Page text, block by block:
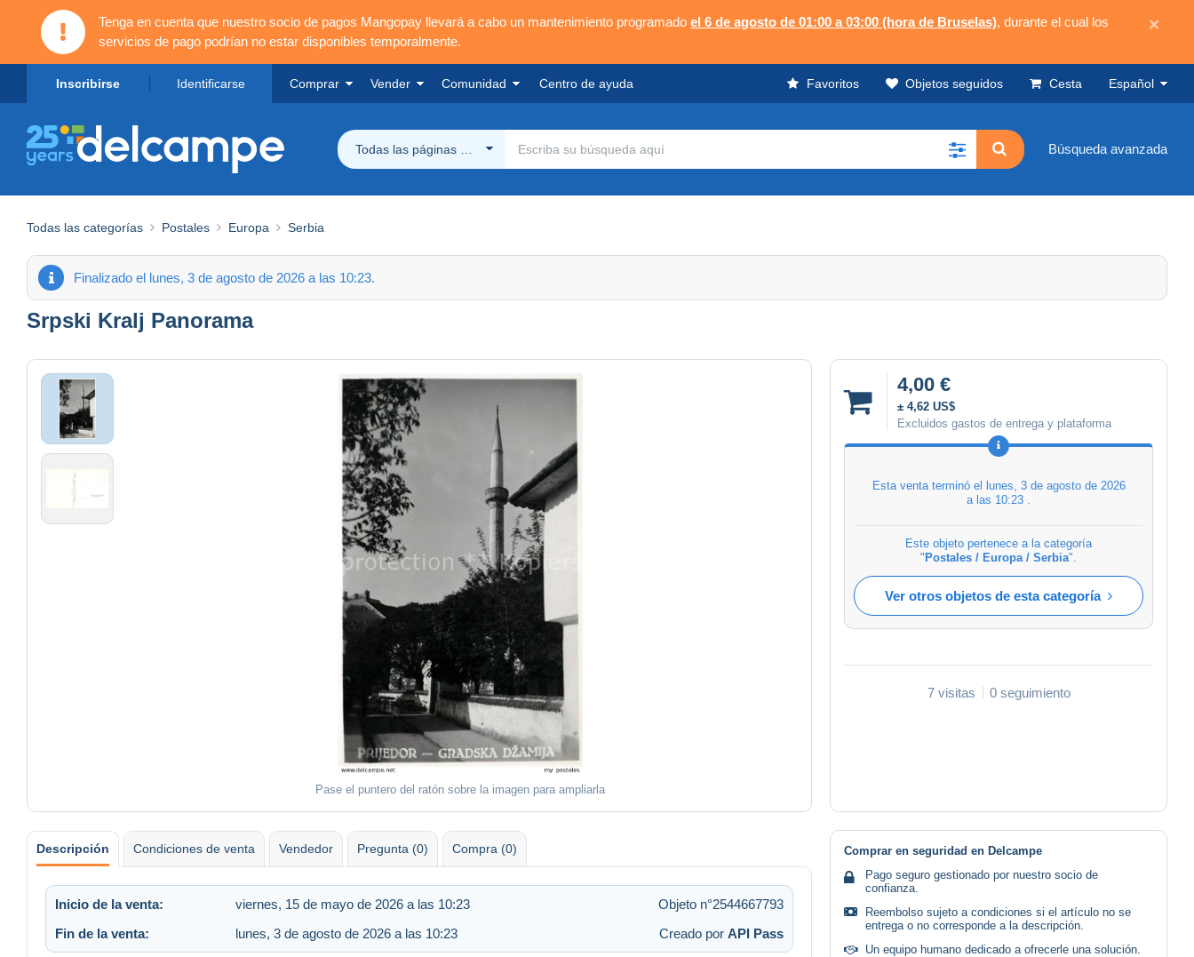
Tenga en cuenta que nuestro socio de pagos Mangopay llevará a cabo un mantenimiento programado el 6 de agosto de 01:00 a 03:00 (hora de Bruselas), durante el cual los
servicios de pago podrían no estar disponibles temporalmente.
×
Inscribirse Identificarse Comprar Vender Comunidad Centro de ayuda Favoritos Objetos seguidos Cesta Español
Todas las páginas Delcampe Búsqueda avanzada
Todas las categorías Postales Europa Serbia
Finalizado el lunes, 3 de agosto de 2026 a las 10:23.
Srpski Kralj Panorama
Pase el puntero del ratón sobre la imagen para ampliarla
4,00 €
± 4,62 US$
Excluidos gastos de entrega y plataforma
Esta venta terminó el
lunes, 3 de agosto de 2026
a las 10:23
Este objeto pertenece a la categoría
" Postales / Europa / Serbia".
Ver otros objetos de esta categoría
7 visitas 0 seguimiento
Descripción Condiciones de venta Vendedor Pregunta (0) Compra (0)
Inicio de la venta: viernes, 15 de mayo de 2026 a las 10:23
Objeto n°2544667793
Fin de la venta:
lunes, 3 de agosto de 2026 a las 10:23 Creado por API Pass
Comprar en seguridad en Delcampe
Pago seguro gestionado por nuestro socio de
confianza.
Reembolso sujeto a condiciones si el artículo no se
entrega o no corresponde a la descripción.
Un equipo humano dedicado a ofrecerle una solución.